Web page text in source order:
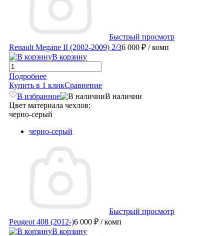
Быстрый просмотр
Renault Megane II (2002-2009) 2/36 000 ₽ / комп
В корзину
Подробнее
Купить в 1 кликСравнение
В избранное
В наличии
Цвет материала чехлов:
черно-серый
черно-серый
Быстрый просмотр
Peugeot 408 (2012-)6 000 ₽ / комп
В корзину